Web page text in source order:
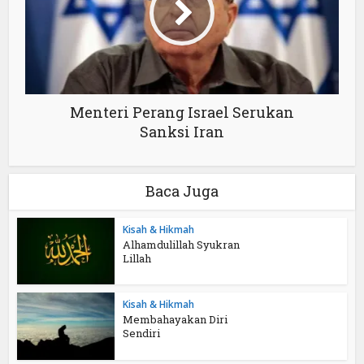
Menteri Perang Israel Serukan
Sanksi Iran
Baca Juga
Kisah & Hikmah
Alhamdulillah Syukran
Lillah
Kisah & Hikmah
Membahayakan Diri
Sendiri